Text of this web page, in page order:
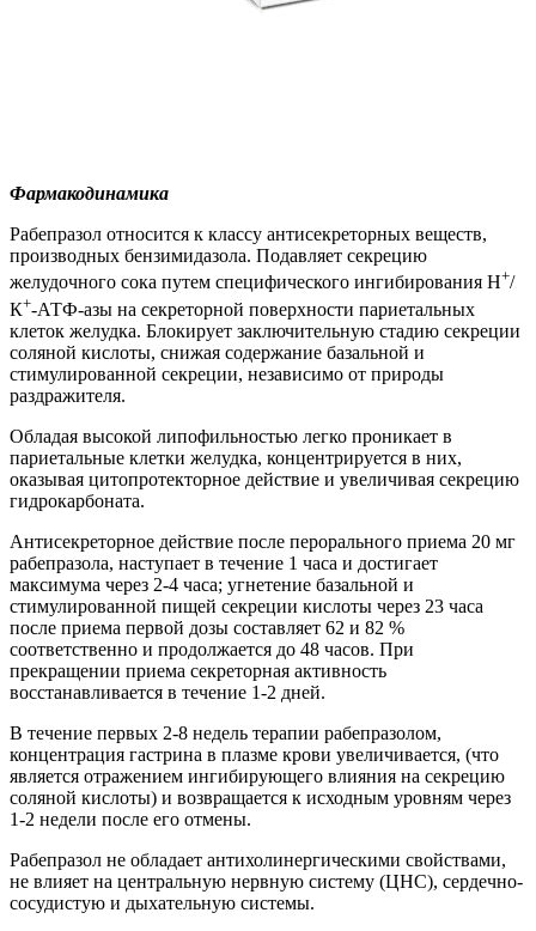
Фармакодинамика
Рабепразол относится к классу антисекреторных веществ,
производных бензимидазола. Подавляет секрецию
желудочного сока путем специфического ингибирования Н+/
К+-АТФ-азы на секреторной поверхности париетальных
клеток желудка. Блокирует заключительную стадию секреции
соляной кислоты, снижая содержание базальной и
стимулированной секреции, независимо от природы
раздражителя.
Обладая высокой липофильностью легко проникает в
париетальные клетки желудка, концентрируется в них,
оказывая цитопротекторное действие и увеличивая секрецию
гидрокарбоната.
Антисекреторное действие после перорального приема 20 мг
рабепразола, наступает в течение 1 часа и достигает
максимума через 2-4 часа; угнетение базальной и
стимулированной пищей секреции кислоты через 23 часа
после приема первой дозы составляет 62 и 82 %
соответственно и продолжается до 48 часов. При
прекращении приема секреторная активность
восстанавливается в течение 1-2 дней.
В течение первых 2-8 недель терапии рабепразолом,
концентрация гастрина в плазме крови увеличивается, (что
является отражением ингибирующего влияния на секрецию
соляной кислоты) и возвращается к исходным уровням через
1-2 недели после его отмены.
Рабепразол не обладает антихолинергическими свойствами,
не влияет на центральную нервную систему (ЦНС), сердечно-
сосудистую и дыхательную системы.